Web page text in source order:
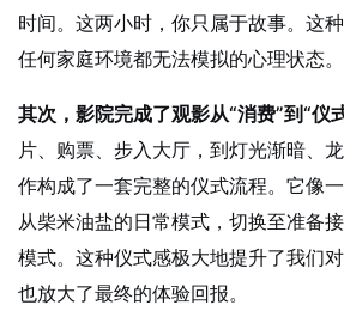
时间。这两小时，你只属于故事。这
任何家庭环境都无法模拟的心理状态。
其次，影院完成了观影从“消费”到“仪
片、购票、步入大厅，到灯光渐暗、
作构成了一套完整的仪式流程。它像
从柴米油盐的日常模式，切换至准备
模式。这种仪式感极大地提升了我们
也放大了最终的体验回报。